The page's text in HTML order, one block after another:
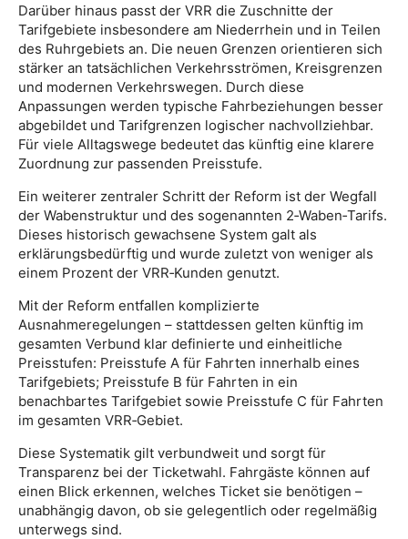
Darüber hinaus passt der VRR die Zuschnitte der
Tarifgebiete insbesondere am Niederrhein und in Teilen
des Ruhrgebiets an. Die neuen Grenzen orientieren sich
stärker an tatsächlichen Verkehrsströmen, Kreisgrenzen
und modernen Verkehrswegen. Durch diese
Anpassungen werden typische Fahrbeziehungen besser
abgebildet und Tarifgrenzen logischer nachvollziehbar.
Für viele Alltagswege bedeutet das künftig eine klarere
Zuordnung zur passenden Preisstufe.
Ein weiterer zentraler Schritt der Reform ist der Wegfall
der Wabenstruktur und des sogenannten 2‑Waben‑Tarifs.
Dieses historisch gewachsene System galt als
erklärungsbedürftig und wurde zuletzt von weniger als
einem Prozent der VRR‑Kunden genutzt.
Mit der Reform entfallen komplizierte
Ausnahmeregelungen – stattdessen gelten künftig im
gesamten Verbund klar definierte und einheitliche
Preisstufen: Preisstufe A für Fahrten innerhalb eines
Tarifgebiets; Preisstufe B für Fahrten in ein
benachbartes Tarifgebiet sowie Preisstufe C für Fahrten
im gesamten VRR‑Gebiet.
Diese Systematik gilt verbundweit und sorgt für
Transparenz bei der Ticketwahl. Fahrgäste können auf
einen Blick erkennen, welches Ticket sie benötigen –
unabhängig davon, ob sie gelegentlich oder regelmäßig
unterwegs sind.